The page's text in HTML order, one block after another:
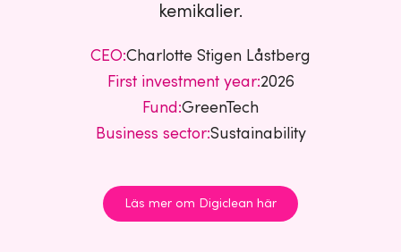
kemikalier.
CEO:Charlotte Stigen Låstberg
First investment year:2026
Fund:GreenTech
Business sector:Sustainability
Läs mer om Digiclean här